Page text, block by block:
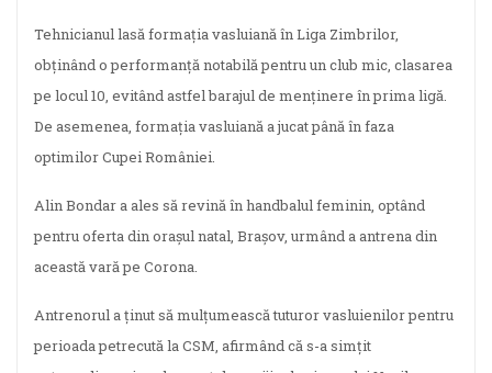
Tehnicianul lasă formația vasluiană în Liga Zimbrilor,
obținând o performanță notabilă pentru un club mic, clasarea
pe locul 10, evitând astfel barajul de menținere în prima ligă.
De asemenea, formația vasluiană a jucat până în faza
optimilor Cupei României.
Alin Bondar a ales să revină în handbalul feminin, optând
pentru oferta din orașul natal, Brașov, urmând a antrena din
această vară pe Corona.
Antrenorul a ținut să mulțumească tuturor vasluienilor pentru
perioada petrecută la CSM, afirmând că s-a simțit